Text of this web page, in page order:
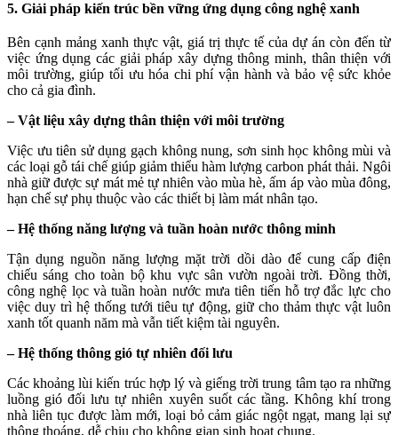
5. Giải pháp kiến trúc bền vững ứng dụng công nghệ xanh
Bên cạnh mảng xanh thực vật, giá trị thực tế của dự án còn đến từ
việc ứng dụng các giải pháp xây dựng thông minh, thân thiện với
môi trường, giúp tối ưu hóa chi phí vận hành và bảo vệ sức khỏe
cho cả gia đình.
– Vật liệu xây dựng thân thiện với môi trường
Việc ưu tiên sử dụng gạch không nung, sơn sinh học không mùi và
các loại gỗ tái chế giúp giảm thiểu hàm lượng carbon phát thải. Ngôi
nhà giữ được sự mát mẻ tự nhiên vào mùa hè, ấm áp vào mùa đông,
hạn chế sự phụ thuộc vào các thiết bị làm mát nhân tạo.
– Hệ thống năng lượng và tuần hoàn nước thông minh
Tận dụng nguồn năng lượng mặt trời dồi dào để cung cấp điện
chiếu sáng cho toàn bộ khu vực sân vườn ngoài trời. Đồng thời,
công nghệ lọc và tuần hoàn nước mưa tiên tiến hỗ trợ đắc lực cho
việc duy trì hệ thống tưới tiêu tự động, giữ cho thảm thực vật luôn
xanh tốt quanh năm mà vẫn tiết kiệm tài nguyên.
– Hệ thống thông gió tự nhiên đối lưu
Các khoảng lùi kiến trúc hợp lý và giếng trời trung tâm tạo ra những
luồng gió đối lưu tự nhiên xuyên suốt các tầng. Không khí trong
nhà liên tục được làm mới, loại bỏ cảm giác ngột ngạt, mang lại sự
thông thoáng, dễ chịu cho không gian sinh hoạt chung.